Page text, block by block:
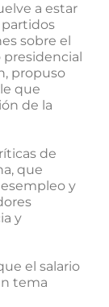
a estar
partidos
sobre el
propuso
que
de la
de
que
y
y
el salario
tema